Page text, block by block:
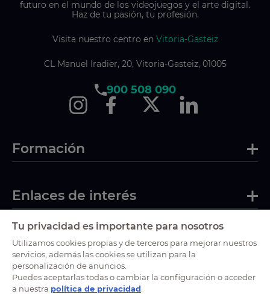
futuro en el mundo de los videojuegos y el arte digital.
Haz de tu pasión, tu profesión.
Visita nuestro centro en Vitoria-Gasteiz
CL Manuel Iradier, 20, Vitoria-Gasteiz, 01005
900 508 090
Formación
Enlaces de interés
Certificaciones
Tu privacidad es importante para nosotros
Utilizamos cookies propias y de terceros para mejorar nuestros
servicios, además las cookies se utilizan para la
personalización de anuncios.
Puedes aceptarlas todas o cambiar la configuración o acceder
a nuestra política de privacidad